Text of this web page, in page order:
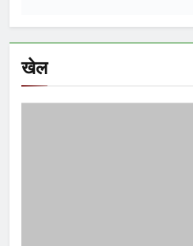
02
सांदीपनि शास.मॉडल
समापन समारोह संपन्न
03
विधायक क्रिकेट